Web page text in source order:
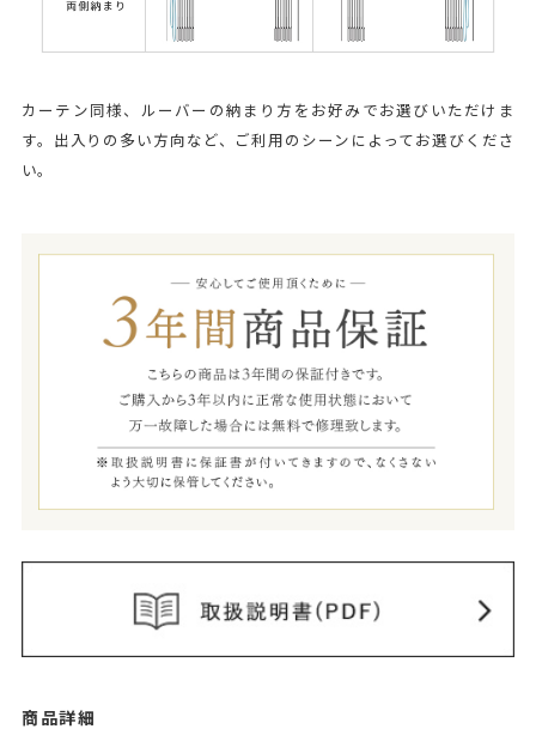
カーテン同様、ルーバーの納まり方をお好みでお選びいただけま
す。出入りの多い方向など、ご利用のシーンによってお選びくださ
い。
商品詳細